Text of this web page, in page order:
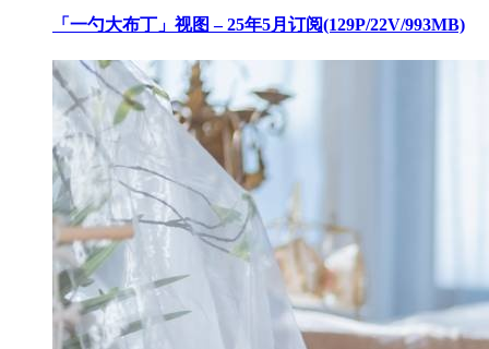
「一勺大布丁」视图 – 25年5月订阅(129P/22V/993MB)